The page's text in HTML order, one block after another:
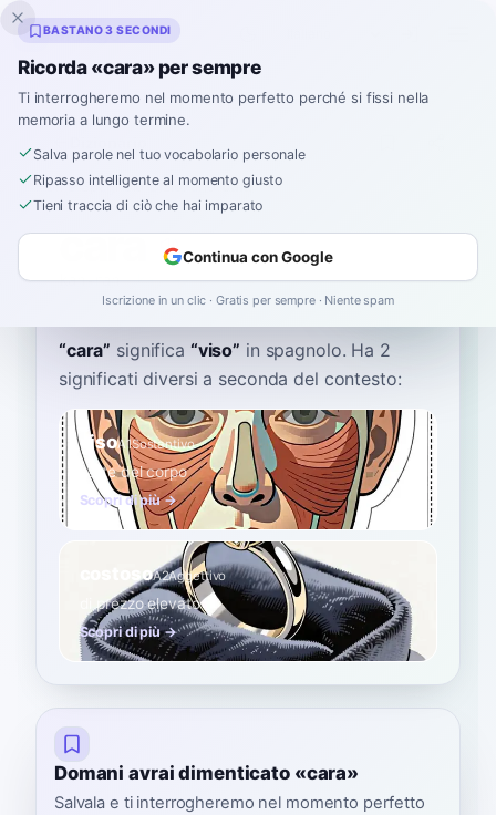
Inklingo
Home›Spagnolo›Dizionario›cara
cara
kah-rah ˈka.ɾa
“cara” significa “viso” in spagnolo. Ha 2
significati diversi a seconda del contesto:
visoA1Sostantivo
parte del corpo
Scopri di più →
costosoA2Aggettivo
di prezzo elevato
Scopri di più →
Domani avrai dimenticato «cara»
Salvala e ti interrogheremo nel momento perfetto
BASTANO 3 SECONDI
Ricorda «cara» per sempre
Ti interrogheremo nel momento perfetto perché si fissi nella
memoria a lungo termine.
Salva parole nel tuo vocabolario personale
Ripasso intelligente al momento giusto
Tieni traccia di ciò che hai imparato
Continua con Google
Iscrizione in un clic · Gratis per sempre · Niente spam